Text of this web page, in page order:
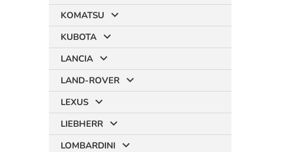
KOMATSU
KUBOTA
LANCIA
LAND-ROVER
LEXUS
LIEBHERR
LOMBARDINI